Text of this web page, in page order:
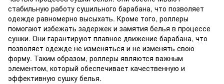
стабильную работу сушильного барабана, что позволяет
одежде равномерно высыхать. Кроме того, роллеры
помогают избежать задержек и замятия белья в процессе
сушки. Они гарантируют плавное движение барабана, что
позволяет одежде не изменяться и не изменять свою
форму. Таким образом, роллеры являются важным
элементом, который обеспечивает качественную и
эффективную сушку белья.